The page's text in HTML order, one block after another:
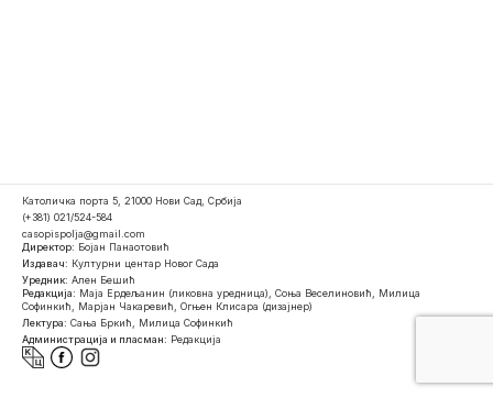
Католичка порта 5, 21000 Нови Сад, Србија
(+381) 021/524-584
casopispolja@gmail.com
Директор: Бојан Панаотовић
Издавач: Културни центар Новог Сада
Уредник: Ален Бешић
Редакција: Маја Ердељанин (ликовна уредница), Соња Веселиновић, Милица
Софинкић, Марјан Чакаревић, Огњен Клисара (дизајнер)
Лектура: Сања Бркић, Милица Софинкић
Администрација и пласман: Редакција